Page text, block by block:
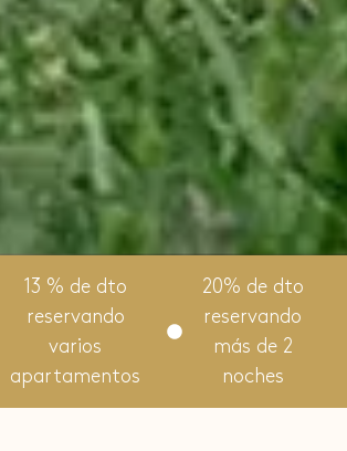
13 % de dto
reservando
varios
apartamentos
20% de dto
reservando
más de 2
noches